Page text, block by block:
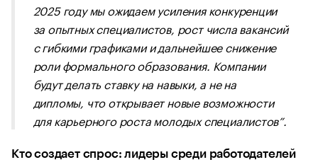
2025 году мы ожидаем усиления конкуренции
за опытных специалистов, рост числа вакансий
с гибкими графиками и дальнейшее снижение
роли формального образования. Компании
будут делать ставку на навыки, а не на
дипломы, что открывает новые возможности
для карьерного роста молодых специалистов”.
Кто создает спрос: лидеры среди работодателей